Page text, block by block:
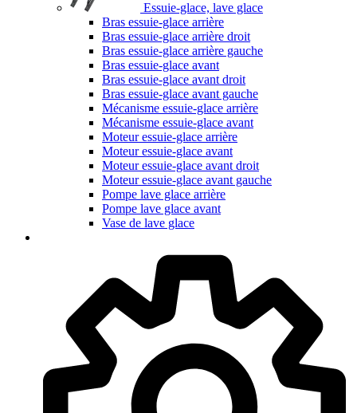
Essuie-glace, lave glace
Bras essuie-glace arrière
Bras essuie-glace arrière droit
Bras essuie-glace arrière gauche
Bras essuie-glace avant
Bras essuie-glace avant droit
Bras essuie-glace avant gauche
Mécanisme essuie-glace arrière
Mécanisme essuie-glace avant
Moteur essuie-glace arrière
Moteur essuie-glace avant
Moteur essuie-glace avant droit
Moteur essuie-glace avant gauche
Pompe lave glace arrière
Pompe lave glace avant
Vase de lave glace